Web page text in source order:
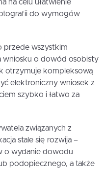
na celu ułatwienie
do wymogów
przede wszystkim
wniosku o dowód osobisty
otrzymuje kompleksową
elektroniczny wniosek z
szybko i łatwo za
związanych z
stale się rozwija –
o wydanie dowodu
podopiecznego, a także